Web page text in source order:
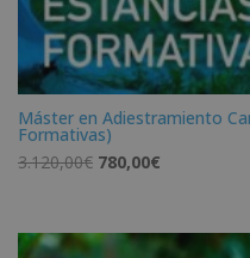
Máster en Adiestramiento
Formativas)
3.120,00€ El
era:
780,00€
es: